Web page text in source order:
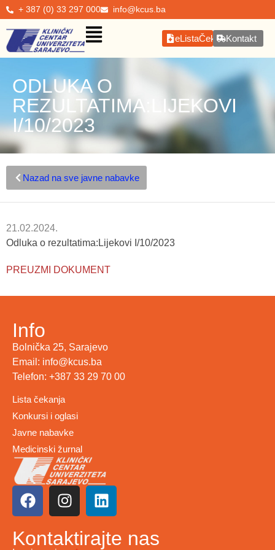
+ 387 (0) 33 297 000 info@kcus.ba
eListaČekanjaKontakt
ODLUKA O
REZULTATIMA:LIJEKOVI
I/10/2023
Nazad na sve javne nabavke
21.02.2024.
Odluka o rezultatima:Lijekovi I/10/2023
PREUZMI DOKUMENT
Info
Bolnička 25, Sarajevo
Email: info@kcus.ba
Telefon: +387 33 29 70 00
Lista čekanja
Konkursi i oglasi
Javne nabavke
Medicinski žurnal
Kontaktirajte nas